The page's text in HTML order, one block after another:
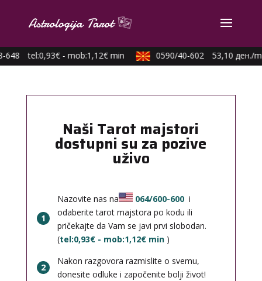
648 tel:0,93€ - mob:1,12€ min 0590/40-602 53,10 ден./
Naši Tarot majstori
dostupni su za pozive
uživo
1
Nazovite nas na 064/600-600 i
odaberite tarot majstora po kodu ili
pričekajte da Vam se javi prvi slobodan.
(tel:0,93€ - mob:1,12€ min )
2
Nakon razgovora razmislite o svemu,
donesite odluke i započenite bolji život!